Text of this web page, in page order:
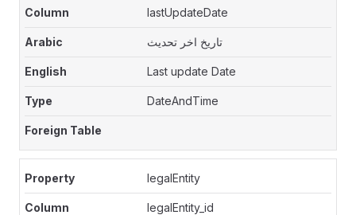
lastUpdateDate
تاريخ اخر تحديث
Last update Date
DateAndTime
legalEntity
legalEntity_id